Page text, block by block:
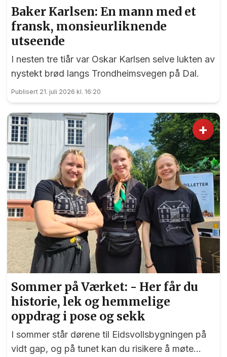
Baker Karlsen: En mann med et
fransk, monsieurliknende
utseende
I nesten tre tiår var Oskar Karlsen selve lukten av
nystekt brød langs Trondheimsvegen på Dal.
Publisert 21. juli 2026 kl. 16:20
+
Sommer på Værket: - Her får du
historie, lek og hemmelige
oppdrag i pose og sekk
I sommer står dørene til Eidsvollsbygningen på
vidt gap, og på tunet kan du risikere å møte